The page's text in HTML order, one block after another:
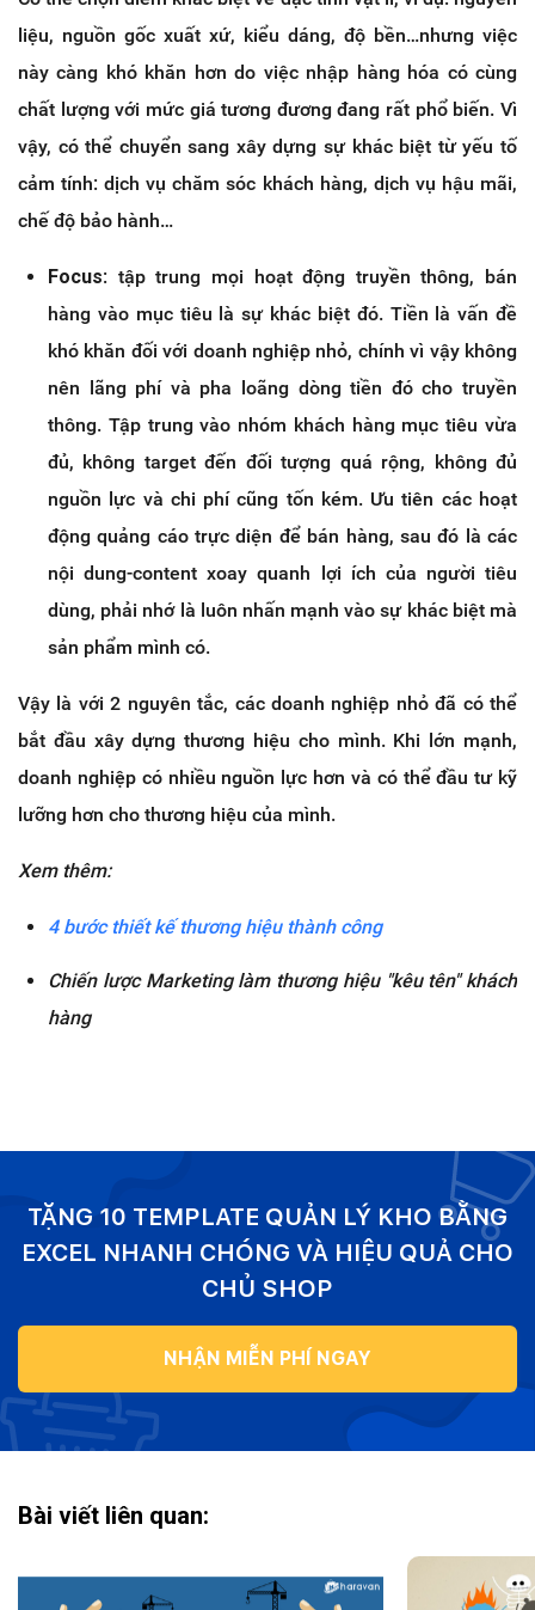
liệu, nguồn gốc xuất xứ, kiểu dáng, độ bền…nhưng việc
này càng khó khăn hơn do việc nhập hàng hóa có cùng
chất lượng với mức giá tương đương đang rất phổ biến. Vì
vậy, có thể chuyển sang xây dựng sự khác biệt từ yếu tố
cảm tính: dịch vụ chăm sóc khách hàng, dịch vụ hậu mãi,
chế độ bảo hành…
Focus: tập trung mọi hoạt động truyền thông, bán
hàng vào mục tiêu là sự khác biệt đó. Tiền là vấn đề
khó khăn đối với doanh nghiệp nhỏ, chính vì vậy không
nên lãng phí và pha loãng dòng tiền đó cho truyền
thông. Tập trung vào nhóm khách hàng mục tiêu vừa
đủ, không target đến đối tượng quá rộng, không đủ
nguồn lực và chi phí cũng tốn kém. Ưu tiên các hoạt
động quảng cáo trực diện để bán hàng, sau đó là các
nội dung-content xoay quanh lợi ích của người tiêu
dùng, phải nhớ là luôn nhấn mạnh vào sự khác biệt mà
sản phẩm mình có.
Vậy là với 2 nguyên tắc, các doanh nghiệp nhỏ đã có thể
bắt đầu xây dựng thương hiệu cho mình. Khi lớn mạnh,
doanh nghiệp có nhiều nguồn lực hơn và có thể đầu tư kỹ
lưỡng hơn cho thương hiệu của mình.
Xem thêm:
4 bước thiết kế thương hiệu thành công
Chiến lược Marketing làm thương hiệu "kêu tên" khách
hàng
TẶNG 10 TEMPLATE QUẢN LÝ KHO BẰNG
EXCEL NHANH CHÓNG VÀ HIỆU QUẢ CHO
CHỦ SHOP
NHẬN MIỄN PHÍ NGAY
Bài viết liên quan: